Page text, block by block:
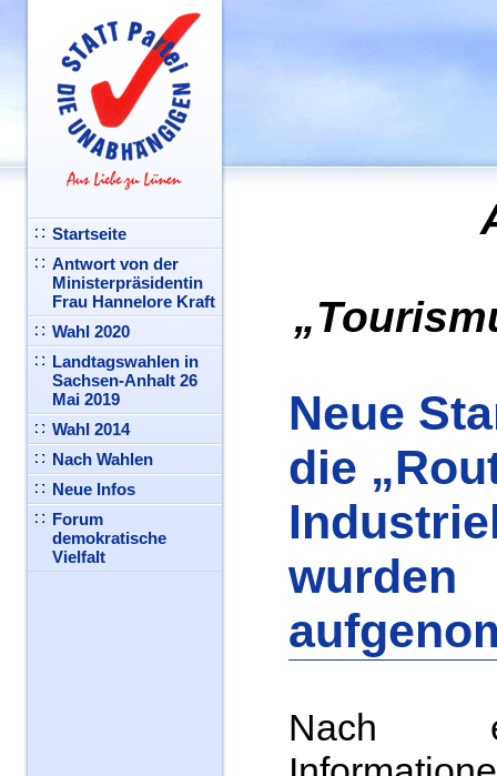
Startseite
Antwort von der
Ministerpräsidentin
Frau Hannelore Kraft
Wahl 2020
Landtagswahlen in
Sachsen-Anhalt 26
Mai 2019
Wahl 2014
Nach Wahlen
Neue Infos
Forum
demokratische
Vielfalt
Neue
die
wurden
Nach